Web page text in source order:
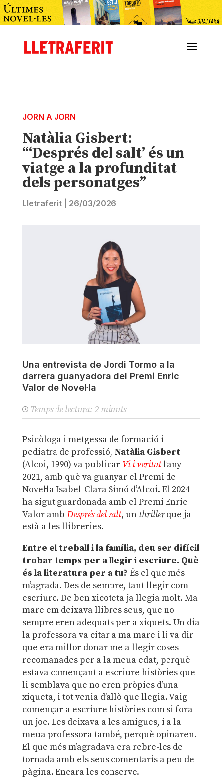
JORN A JORN
Natàlia Gisbert:
“‘Després del salt’ és un
viatge a la profunditat
dels personatges”
Lletraferit| 26/03/2026
Una entrevista de Jordi Tormo a la
darrera guanyadora del Premi Enric
Valor de Novel·la
Temps de lectura: 2 minuts
Psicòloga i metgessa de formació i
pediatra de professió, Natàlia Gisbert
(Alcoi, 1990) va publicar Vi i veritatl’any
2021, amb què va guanyar el Premi de
Novel·la Isabel-Clara Simó d’Alcoi. El 2024
ha sigut guardonada amb el Premi Enric
Valor amb Després del salt, un thrillerque ja
està a les llibreries.
Entre el treball i la família, deu ser difícil
trobar temps per a llegir i escriure. Què
és la literatura per a tu? És el que més
m’agrada. Des de sempre, tant llegir com
escriure. De ben xicoteta ja llegia molt. Ma
mare em deixava llibres seus, que no
sempre eren adequats per a xiquets. Un dia
la professora va citar a ma mare i li va dir
que era millor donar-me a llegir coses
recomanades per a la meua edat, perquè
estava començant a escriure històries que
li semblava que no eren pròpies d’una
xiqueta, i tot venia d’allò que llegia. Vaig
començar a escriure històries com si fora
un joc. Les deixava a les amigues, i a la
meua professora també, perquè opinaren.
El que més m’agradava era rebre-les de
tornada amb els seus comentaris a peu de
pàgina. Encara les conserve.